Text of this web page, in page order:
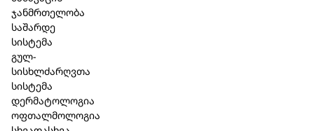
ჯანმრთელობა
საშარდე
სისტემა
გულ-
სისხლძარღვთა
სისტემა
დერმატოლოგია
ოფთალმოლოგია
სხვა მედიკამენტებთან
აღენიშნება და არც არის მოსალოდნელი
ჰომეოპათიური განზავების გამო.
ვარგისიანობის
შენახვის პირობები
პირდაპირი ზემოქმედებისაგნ დაცულ მშრალ,
ბავშვებისთვის მიუწვდომელ ადგილას, 15˚- 25˚C
ტემპერატურამდე.